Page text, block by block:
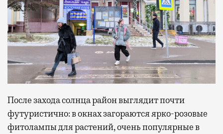
После захода солнца район выглядит почти
футуристично: в окнах загораются ярко-розовые
фитолампы для растений, очень популярные в